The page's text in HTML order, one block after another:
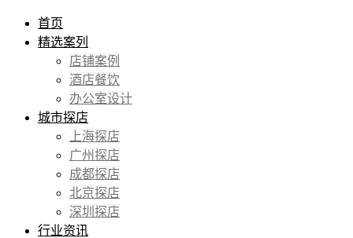
首页
精选案列
店铺案例
酒店餐饮
办公室设计
城市探店
上海探店
广州探店
成都探店
北京探店
深圳探店
行业资讯